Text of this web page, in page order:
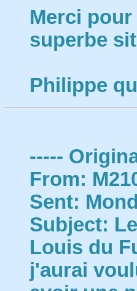
Merci
superbe
Philippe
-----
From:
Sent:
Subject:
Louis du
j'aurai